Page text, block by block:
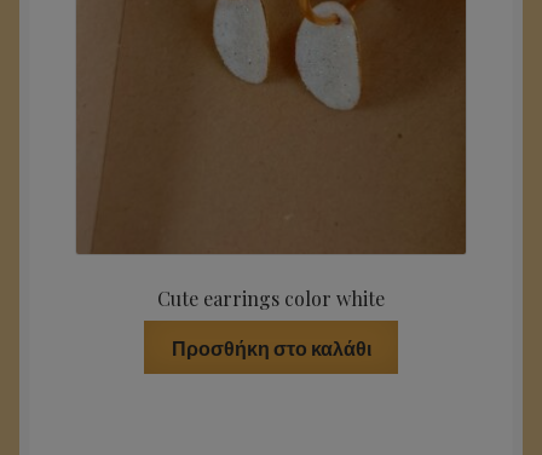
Cute earrings color white
Προσθήκη στο καλάθι